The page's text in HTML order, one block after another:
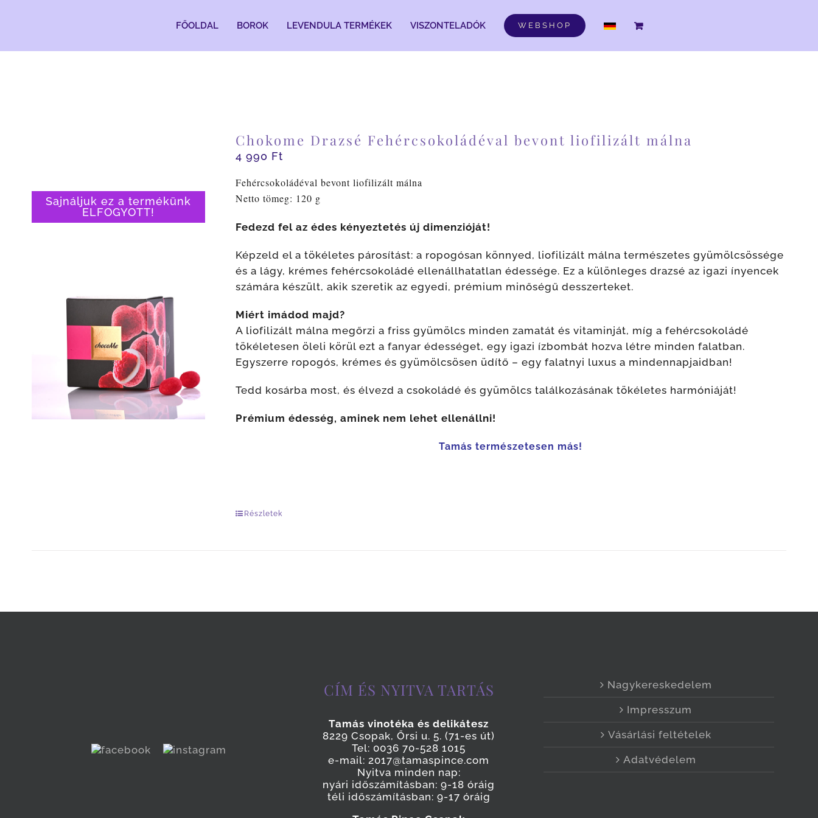
FŐOLDAL BOROK LEVENDULA TERMÉKEK VISZONTELADÓK WEBSHOP DE
Sajnáljuk ez a termékünk
ELFOGYOTT!
Chokome Drazsé Fehércsokoládéval bevont liofilizált málna
4 990 Ft
Fehércsokoládéval bevont liofilizált málna
Netto tömeg: 120 g
Fedezd fel az édes kényeztetés új dimenzióját!
Képzeld el a tökéletes párosítást: a ropogósan könnyed, liofilizált málna természetes gyümölcsössége
és a lágy, krémes fehércsokoládé ellenállhatatlan édessége. Ez a különleges drazsé az igazi ínyencek
számára készült, akik szeretik az egyedi, prémium minőségű desszerteket.
Miért imádod majd?
A liofilizált málna megőrzi a friss gyümölcs minden zamatát és vitaminját, míg a fehércsokoládé
tökéletesen öleli körül ezt a fanyar édességet, egy igazi ízbombát hozva létre minden falatban.
Egyszerre ropogós, krémes és gyümölcsösen üdítő – egy falatnyi luxus a mindennapjaidban!
Tedd kosárba most, és élvezd a csokoládé és gyümölcs találkozásának tökéletes harmóniáját!
Prémium édesség, aminek nem lehet ellenállni!
Tamás természetesen más!
Részletek
CÍM ÉS NYITVA TARTÁS
Tamás vinotéka és delikátesz
8229 Csopak, Őrsi u. 5. (71-es út)
Tel: 0036 70-528 1015
e-mail: 2017@tamaspince.com
Nyitva minden nap:
nyári időszámításban: 9-18 óráig
téli időszámításban: 9-17 óráig
Nagykereskedelem
Impresszum
Vásárlási feltételek
Adatvédelem